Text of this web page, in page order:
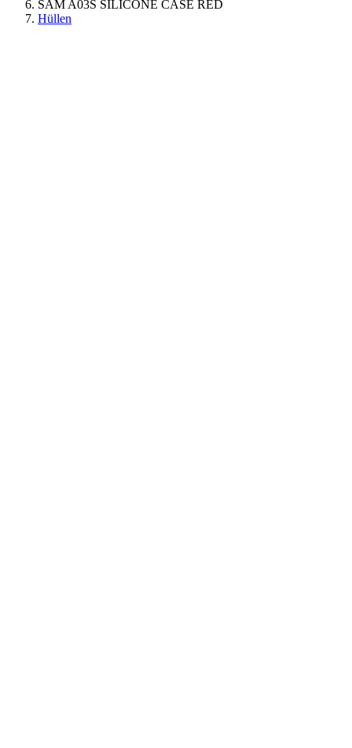
SAM A03S SILICONE CASE RED
Hüllen